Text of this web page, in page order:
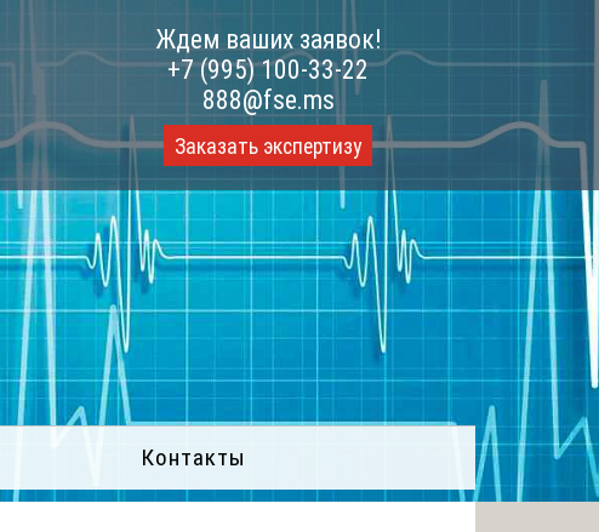
Ждем ваших заявок!
+7 (995) 100-33-22
888@fse.ms
Заказать экспертизу
Контакты